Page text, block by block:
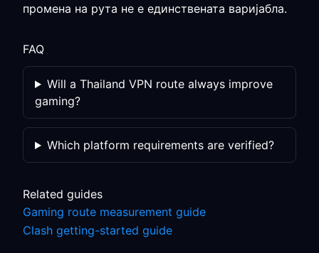
промена на рута не е единствената варијабла.
FAQ
Will a Thailand VPN route always improve
gaming?
Which platform requirements are verified?
Related guides
Gaming route measurement guide
Clash getting-started guide